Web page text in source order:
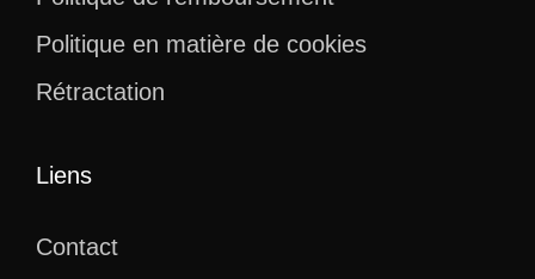
Politique en matière de cookies
Rétractation
Liens
Contact